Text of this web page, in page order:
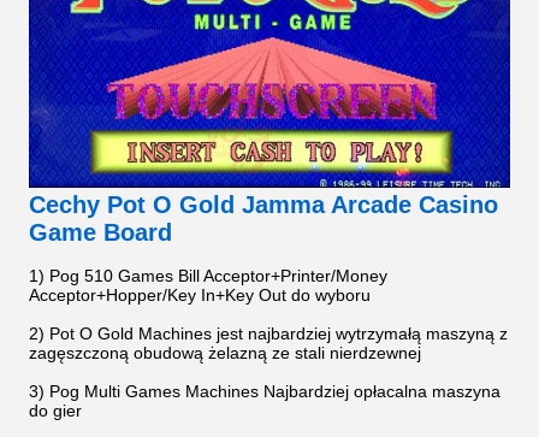
Cechy Pot O Gold Jamma Arcade Casino
Game Board
1) Pog 510 Games Bill Acceptor+Printer/Money
Acceptor+Hopper/Key In+Key Out do wyboru
2) Pot O Gold Machines jest najbardziej wytrzymałą maszyną z
zagęszczoną obudową żelazną ze stali nierdzewnej
3) Pog Multi Games Machines Najbardziej opłacalna maszyna
do gier